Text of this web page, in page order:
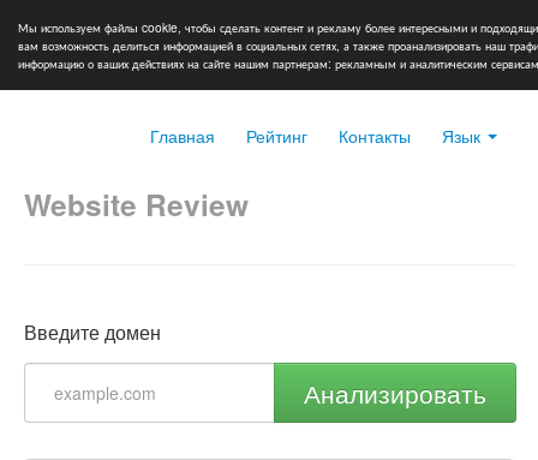
Мы используем файлы cookie, чтобы сделать контент и рекламу более интересными и
вам возможность делиться информацией в социальных сетях, а также проанализировать наш
информацию о ваших действиях на сайте нашим партнерам: рекламным и аналитическим
Главная Рейтинг Контакты Язык
Website Review
Введите домен
Анализировать